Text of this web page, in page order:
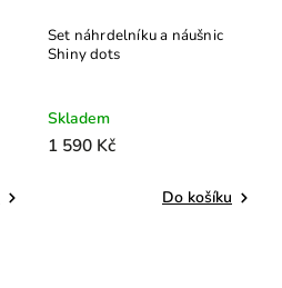
Set náhrdelníku a náušnic
Shiny dots
Skladem
1 590 Kč
Do košíku